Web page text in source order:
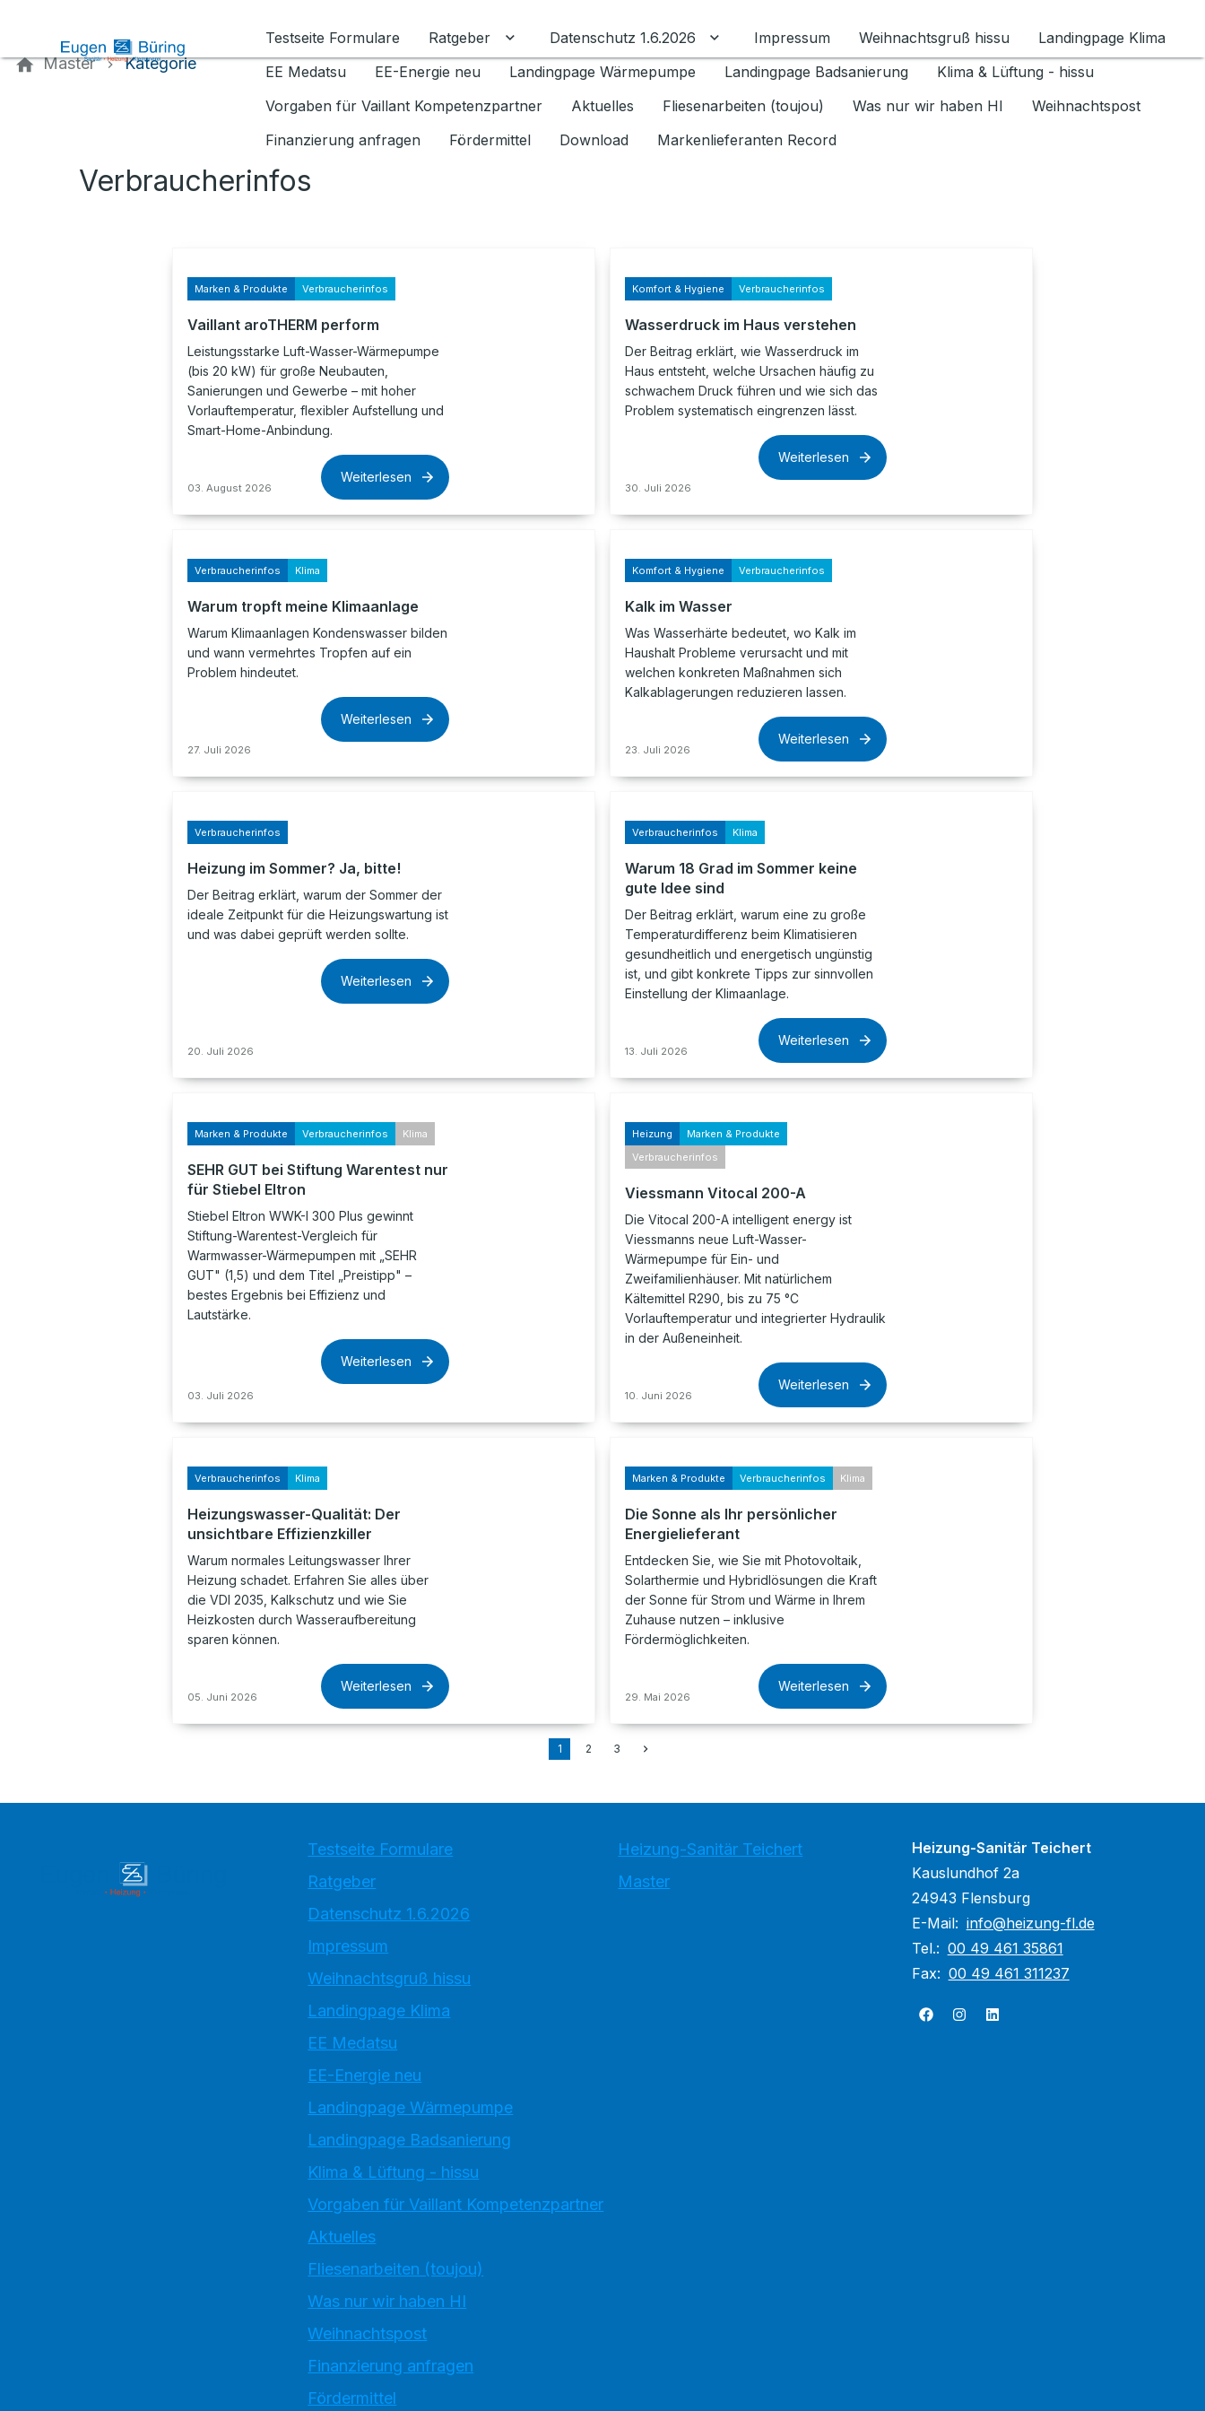
Testseite Formulare
Ratgeber Untermenü für Ratgeber umschalten
Datenschutz 1.6.2026 Untermenü für Datenschutz 1.6.2026 umschalten
Impressum Weihnachtsgruß hissu
Landingpage Klima
EE Medatsu
EE-Energie neu Landingpage Wärmepumpe Landingpage Badsanierung
Klima & Lüftung - hissu
Vorgaben für Vaillant Kompetenzpartner
Aktuelles Fliesenarbeiten (toujou) Was nur wir haben HI
Weihnachtspost
Finanzierung anfragen
Fördermittel Download Markenlieferanten Record
Master Kategorie
Verbraucherinfos
Marken & Produkte Verbraucherinfos
Vaillant aroTHERM perform
Leistungsstarke Luft-Wasser-Wärmepumpe
(bis 20 kW) für große Neubauten,
Sanierungen und Gewerbe – mit hoher
Vorlauftemperatur, flexibler Aufstellung und
Smart-Home-Anbindung.
03. August 2026
Weiterlesen
Komfort & Hygiene Verbraucherinfos
Wasserdruck im Haus verstehen
Der Beitrag erklärt, wie Wasserdruck im
Haus entsteht, welche Ursachen häufig zu
schwachem Druck führen und wie sich das
Problem systematisch eingrenzen lässt.
30. Juli 2026
Weiterlesen
Verbraucherinfos Klima
Warum tropft meine Klimaanlage
Warum Klimaanlagen Kondenswasser bilden
und wann vermehrtes Tropfen auf ein
Problem hindeutet.
27. Juli 2026
Weiterlesen
Komfort & Hygiene Verbraucherinfos
Kalk im Wasser
Was Wasserhärte bedeutet, wo Kalk im
Haushalt Probleme verursacht und mit
welchen konkreten Maßnahmen sich
Kalkablagerungen reduzieren lassen.
23. Juli 2026
Weiterlesen
Verbraucherinfos
Heizung im Sommer? Ja, bitte!
Der Beitrag erklärt, warum der Sommer der
ideale Zeitpunkt für die Heizungswartung ist
und was dabei geprüft werden sollte.
20. Juli 2026
Weiterlesen
Verbraucherinfos Klima
Warum 18 Grad im Sommer keine
gute Idee sind
Der Beitrag erklärt, warum eine zu große
Temperaturdifferenz beim Klimatisieren
gesundheitlich und energetisch ungünstig
ist, und gibt konkrete Tipps zur sinnvollen
Einstellung der Klimaanlage.
13. Juli 2026
Weiterlesen
Marken & Produkte Verbraucherinfos Klima
SEHR GUT bei Stiftung Warentest nur
für Stiebel Eltron
Stiebel Eltron WWK-I 300 Plus gewinnt
Stiftung-Warentest-Vergleich für
Warmwasser-Wärmepumpen mit „SEHR
GUT" (1,5) und dem Titel „Preistipp" –
bestes Ergebnis bei Effizienz und
Lautstärke.
03. Juli 2026
Weiterlesen
Heizung
Marken & Produkte
Verbraucherinfos
Viessmann Vitocal 200-A
Die Vitocal 200-A intelligent energy ist
Viessmanns neue Luft-Wasser-
Wärmepumpe für Ein- und
Zweifamilienhäuser. Mit natürlichem
Kältemittel R290, bis zu 75 °C
Vorlauftemperatur und integrierter Hydraulik
in der Außeneinheit.
10. Juni 2026
Weiterlesen
Verbraucherinfos Klima
Heizungswasser-Qualität: Der
unsichtbare Effizienzkiller
Warum normales Leitungswasser Ihrer
Heizung schadet. Erfahren Sie alles über
die VDI 2035, Kalkschutz und wie Sie
Heizkosten durch Wasseraufbereitung
sparen können.
05. Juni 2026
Weiterlesen
Marken & Produkte Verbraucherinfos Klima
Die Sonne als Ihr persönlicher
Energielieferant
Entdecken Sie, wie Sie mit Photovoltaik,
Solarthermie und Hybridlösungen die Kraft
der Sonne für Strom und Wärme in Ihrem
Zuhause nutzen – inklusive
Fördermöglichkeiten.
29. Mai 2026
Weiterlesen
1 2 3
Testseite Formulare
Ratgeber
Datenschutz 1.6.2026
Impressum
Weihnachtsgruß hissu
Landingpage Klima
EE Medatsu
EE-Energie neu
Landingpage Wärmepumpe
Landingpage Badsanierung
Klima & Lüftung - hissu
Vorgaben für Vaillant Kompetenzpartner
Aktuelles
Fliesenarbeiten (toujou)
Was nur wir haben HI
Weihnachtspost
Finanzierung anfragen
Fördermittel
Heizung-Sanitär Teichert
Master
Heizung-Sanitär Teichert
Kauslundhof 2a
24943 Flensburg
E-Mail: info@heizung-fl.de
Tel.: 00 49 461 35861
Fax: 00 49 461 311237